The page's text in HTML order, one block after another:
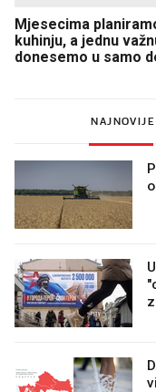
Mjesecima
kuhinju, a jednu
donesemo u samo
NAJNOVIJE